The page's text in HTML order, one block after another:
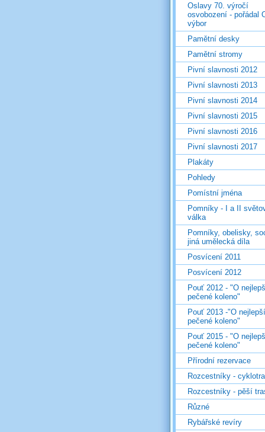
Oslavy 70. výročí
osvobození - pořádal
výbor
Pamětní desky
Pamětní stromy
Pivní slavnosti 2012
Pivní slavnosti 2013
Pivní slavnosti 2014
Pivní slavnosti 2015
Pivní slavnosti 2016
Pivní slavnosti 2017
Plakáty
Pohledy
Pomístní jména
Pomníky - I a II
válka
Pomníky, obelisky,
jiná umělecká díla
Posvícení 2011
Posvícení 2012
Pouť 2012 - "O
pečené koleno"
Pouť 2013 -"O nejlepší
pečené koleno"
Pouť 2015 - "O
pečené koleno"
Přírodní rezervace
Rozcestníky -
Rozcestníky - pěší
Různé
Rybářské revíry